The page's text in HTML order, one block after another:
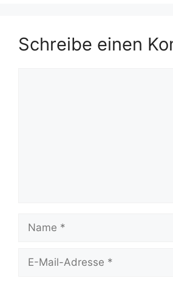
Schreibe einen
Mail-